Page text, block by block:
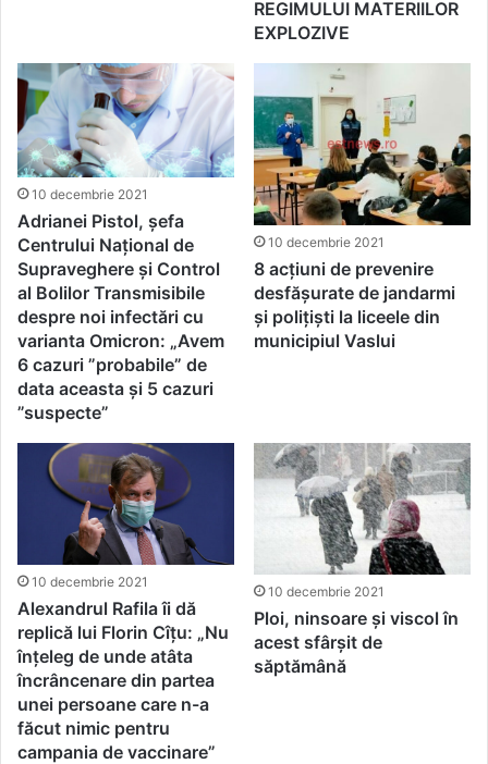
REGIMULUI MATERIILOR
EXPLOZIVE
10 decembrie 2021
Adrianei Pistol, șefa
Centrului Naţional de
Supraveghere şi Control
al Bolilor Transmisibile
despre noi infectări cu
varianta Omicron: „Avem
6 cazuri ”probabile” de
data aceasta și 5 cazuri
”suspecte”
10 decembrie 2021
8 acțiuni de prevenire
desfășurate de jandarmi
și polițiști la liceele din
municipiul Vaslui
10 decembrie 2021
Alexandrul Rafila îi dă
replică lui Florin Cîțu: „Nu
înțeleg de unde atâta
încrâncenare din partea
unei persoane care n-a
făcut nimic pentru
campania de vaccinare”
10 decembrie 2021
Ploi, ninsoare și viscol în
acest sfârșit de
săptămână